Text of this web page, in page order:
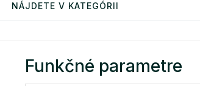
NÁJDETE V KATEGÓRII
Funkčné parametre